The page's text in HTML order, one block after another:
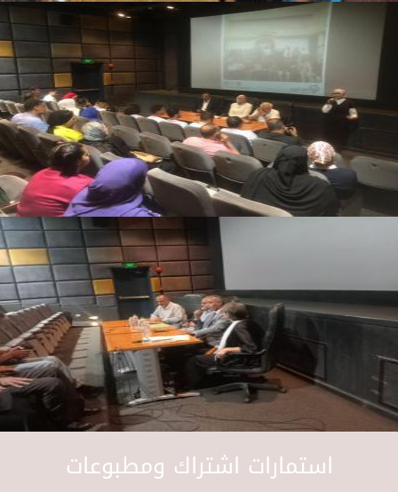
استمارات اشتراك ومطبوعات